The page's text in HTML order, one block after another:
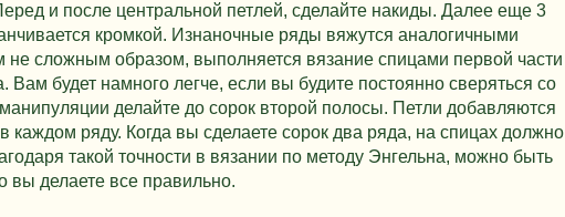
и после центральной петлей, сделайте накиды. Далее еще 3
кромкой. Изнаночные ряды вяжутся аналогичными
не сложным образом, выполняется вязание спицами первой части
Вам будет намного легче, если вы будите постоянно сверяться со
делайте до сорок второй полосы. Петли добавляются
каждом ряду. Когда вы сделаете сорок два ряда, на спицах должно
такой точности в вязании по методу Энгельна, можно быть
вы делаете все правильно.